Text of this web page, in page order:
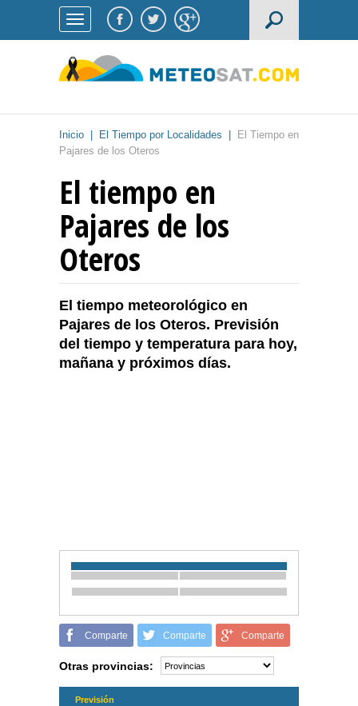
Inicio El Tiempo por Localidades
El Tiempo en
Pajares de los Oteros
El tiempo en
Pajares de los
Oteros
El tiempo meteorológico en
Pajares de los Oteros. Previsión
del tiempo y temperatura para hoy,
mañana y próximos días.
Comparte Comparte Comparte
Otras provincias:
Previsión